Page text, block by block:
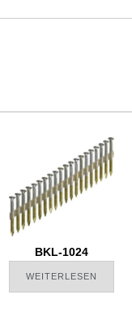
BKL-1024
WEITERLESEN